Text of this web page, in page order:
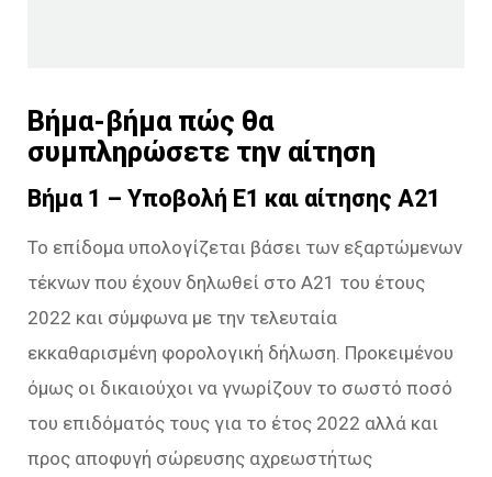
Βήμα-βήμα πώς θα
συμπληρώσετε την αίτηση
Βήμα 1 – Υποβολή Ε1 και αίτησης Α21
Το επίδομα υπολογίζεται βάσει των εξαρτώμενων
τέκνων που έχουν δηλωθεί στο Α21 του έτους
2022 και σύμφωνα με την τελευταία
εκκαθαρισμένη φορολογική δήλωση. Προκειμένου
όμως οι δικαιούχοι να γνωρίζουν το σωστό ποσό
του επιδόματός τους για το έτος 2022 αλλά και
προς αποφυγή σώρευσης αχρεωστήτως